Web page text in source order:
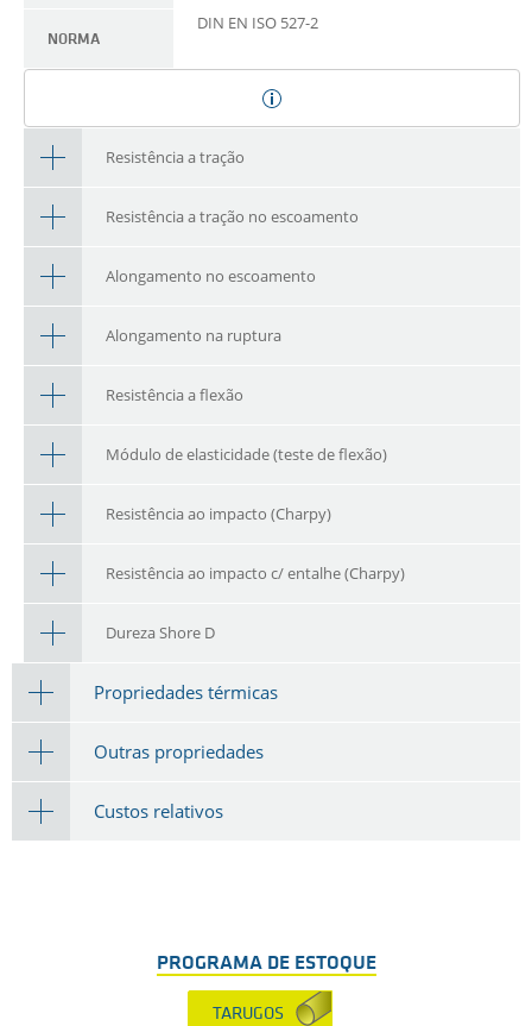
NORMA
DIN EN ISO 527-2
Resistência a tração
Resistência a tração no escoamento
Alongamento no escoamento
Alongamento na ruptura
Resistência a flexão
Módulo de elasticidade (teste de flexão)
Resistência ao impacto (Charpy)
Resistência ao impacto c/ entalhe (Charpy)
Dureza Shore D
Propriedades térmicas
Outras propriedades
Custos relativos
PROGRAMA DE ESTOQUE
TARUGOS